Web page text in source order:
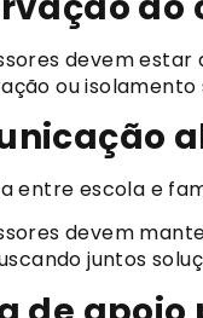
devem
ou isolamento
entre escola e
devem
juntos